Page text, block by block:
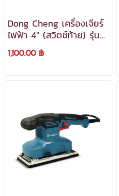
Dong Cheng เครื่องเจียร์
ไฟฟ้า 4" (สวิตช์ท้าย) รุ่น
DSM21-100B ***สามารถ
ออกใบกำกับภาษีได้***
1,100.00 ฿